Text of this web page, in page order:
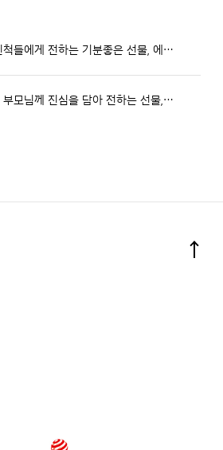
소중한 친척들에게 전하는 기분좋은 선물, 에브리타임
사랑하는 부모님께 진심을 담아 전하는 선물, 천녹톤